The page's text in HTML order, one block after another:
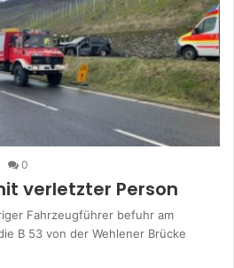
0
verletzter Person
Fahrzeugführer befuhr am
B 53 von der Wehlener Brücke